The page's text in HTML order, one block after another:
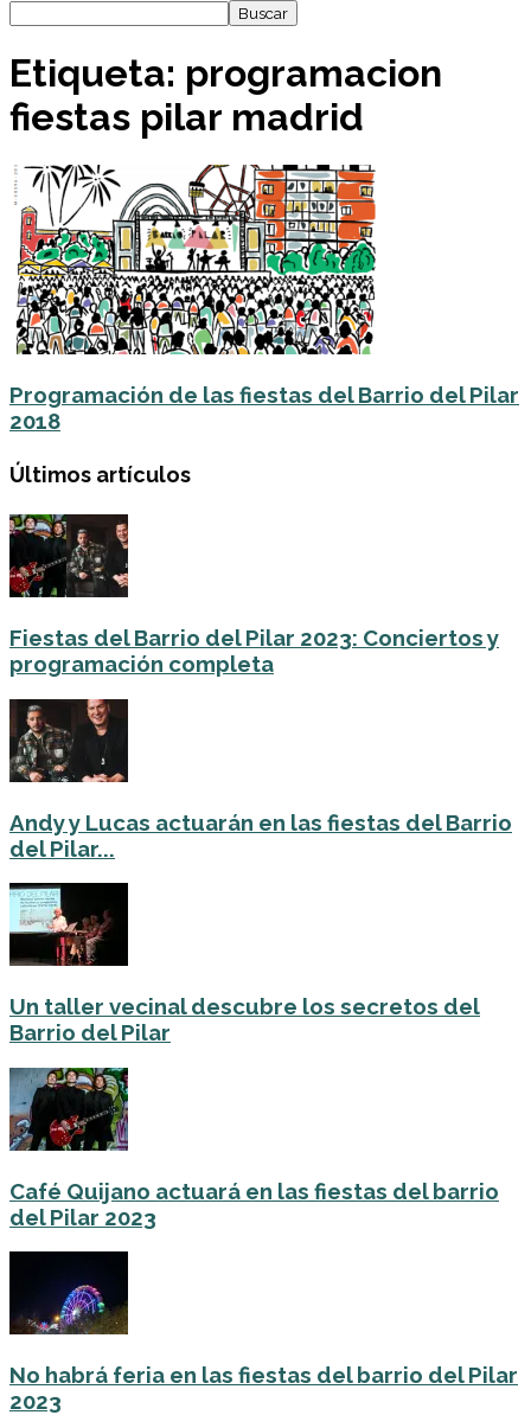
Etiqueta: programacion
fiestas pilar madrid
Programación de las fiestas del Barrio del Pilar
2018
Últimos artículos
Fiestas del Barrio del Pilar 2023: Conciertos y
programación completa
Andy y Lucas actuarán en las fiestas del Barrio
del Pilar...
Un taller vecinal descubre los secretos del
Barrio del Pilar
Café Quijano actuará en las fiestas del barrio
del Pilar 2023
No habrá feria en las fiestas del barrio del Pilar
2023